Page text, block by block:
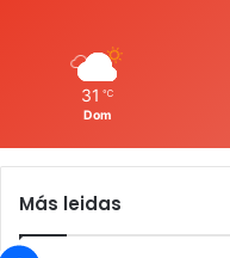
31 ℃
Dom
Más leidas